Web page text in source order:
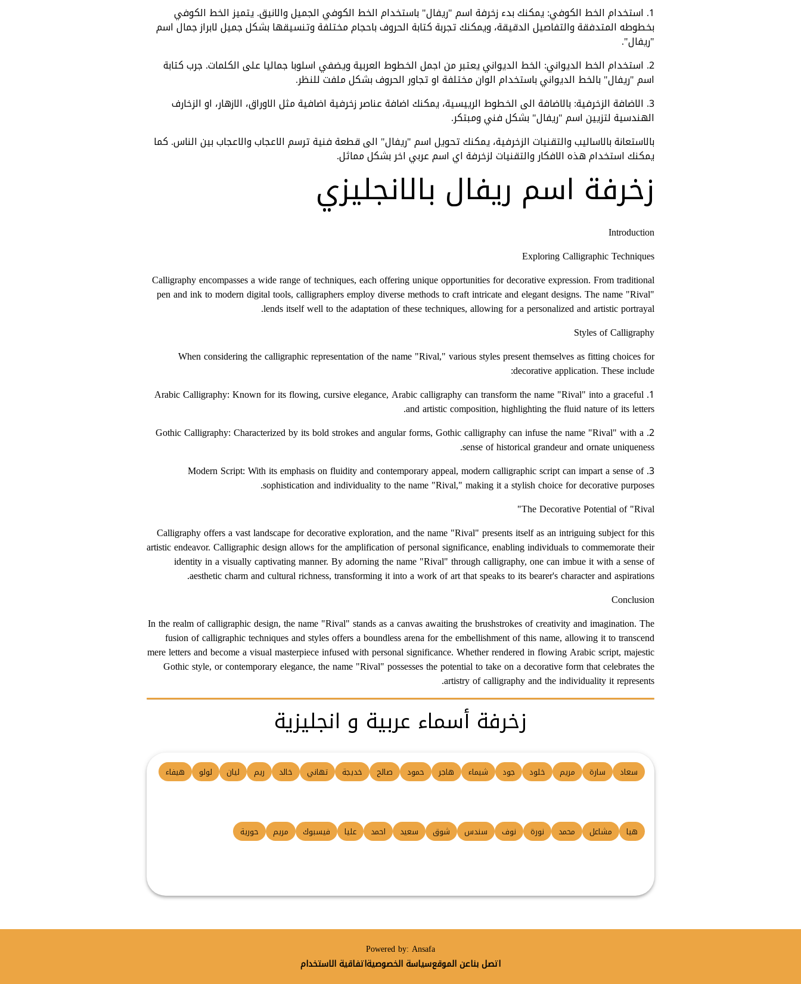
1. استخدام الخط الكوفي: يمكنك بدء زخرفة اسم "ريفال" باستخدام الخط الكوفي الجميل والانيق. يتميز الخط الكوفي
بخطوطه المتدفقة والتفاصيل الدقيقة، ويمكنك تجربة كتابة الحروف باحجام مختلفة وتنسيقها بشكل جميل لابراز جمال اسم
"ريفال".
2. استخدام الخط الديواني: الخط الديواني يعتبر من اجمل الخطوط العربية ويضفي اسلوبا جماليا على الكلمات. جرب كتابة
اسم "ريفال" بالخط الديواني باستخدام الوان مختلفة او تجاور الحروف بشكل ملفت للنظر.
3. الاضافة الزخرفية: بالاضافة الى الخطوط الرييسية، يمكنك اضافة عناصر زخرفية اضافية مثل الاوراق، الازهار، او الزخارف
الهندسية لتزيين اسم "ريفال" بشكل فني ومبتكر.
بالاستعانة بالاساليب والتقنيات الزخرفية، يمكنك تحويل اسم "ريفال" الى قطعة فنية ترسم الاعجاب والاعجاب بين الناس. كما
يمكنك استخدام هذه الافكار والتقنيات لزخرفة اي اسم عربي اخر بشكل مماثل.
زخرفة اسم ريفال بالانجليزي
Introduction
Exploring Calligraphic Techniques
Calligraphy encompasses a wide range of techniques, each offering unique opportunities for decorative expression. From traditional
pen and ink to modern digital tools, calligraphers employ diverse methods to craft intricate and elegant designs. The name "Rival"
lends itself well to the adaptation of these techniques, allowing for a personalized and artistic portrayal.
Styles of Calligraphy
When considering the calligraphic representation of the name "Rival," various styles present themselves as fitting choices for
decorative application. These include:
1. Arabic Calligraphy: Known for its flowing, cursive elegance, Arabic calligraphy can transform the name "Rival" into a graceful
and artistic composition, highlighting the fluid nature of its letters.
2. Gothic Calligraphy: Characterized by its bold strokes and angular forms, Gothic calligraphy can infuse the name "Rival" with a
sense of historical grandeur and ornate uniqueness.
3. Modern Script: With its emphasis on fluidity and contemporary appeal, modern calligraphic script can impart a sense of
sophistication and individuality to the name "Rival," making it a stylish choice for decorative purposes.
The Decorative Potential of "Rival"
Calligraphy offers a vast landscape for decorative exploration, and the name "Rival" presents itself as an intriguing subject for this
artistic endeavor. Calligraphic design allows for the amplification of personal significance, enabling individuals to commemorate their
identity in a visually captivating manner. By adorning the name "Rival" through calligraphy, one can imbue it with a sense of
aesthetic charm and cultural richness, transforming it into a work of art that speaks to its bearer's character and aspirations.
Conclusion
In the realm of calligraphic design, the name "Rival" stands as a canvas awaiting the brushstrokes of creativity and imagination. The
fusion of calligraphic techniques and styles offers a boundless arena for the embellishment of this name, allowing it to transcend
mere letters and become a visual masterpiece infused with personal significance. Whether rendered in flowing Arabic script, majestic
Gothic style, or contemporary elegance, the name "Rival" possesses the potential to take on a decorative form that celebrates the
artistry of calligraphy and the individuality it represents.
زخرفة أسماء عربية و انجليزية
سعاد سارة مريم خلود جود شيماء هاجر حمود صالح خديجة تهاني خالد ريم ليان لولو هيفاء
هيا مشاعل محمد نورة نوف سندس شوق سعيد احمد عليا فيسبوك مريم حورية
Powered by: Ansafa
اتصل بناعن الموقعسياسة الخصوصيةاتفاقية الاستخدام